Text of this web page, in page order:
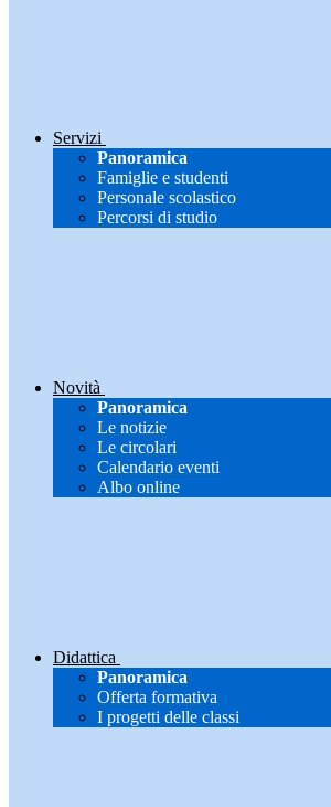
Servizi
Panoramica
Famiglie e studenti
Personale scolastico
Percorsi di studio
Novità
Panoramica
Le notizie
Le circolari
Calendario eventi
Albo online
Didattica
Panoramica
Offerta formativa
I progetti delle classi